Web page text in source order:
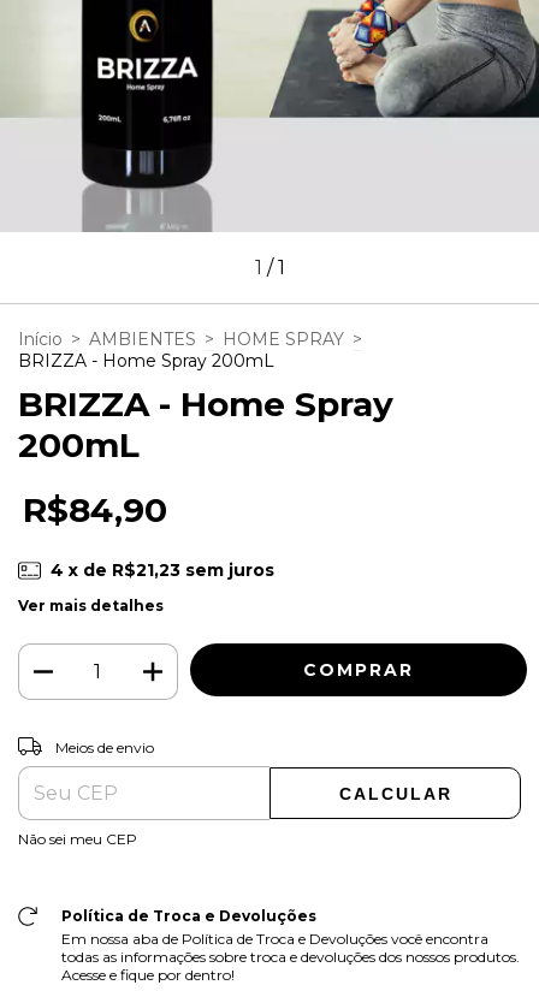
1 /1
Início > AMBIENTES > HOME SPRAY >
BRIZZA - Home Spray 200mL
BRIZZA - Home Spray
200mL
R$84,90
4 x de R$21,23 sem juros
Ver mais detalhes
Entregas para o CEP:
Meios de envio
CALCULAR
Não sei meu CEP
Política de Troca e Devoluções
Em nossa aba de Política de Troca e Devoluções você encontra
todas as informações sobre troca e devoluções dos nossos produtos.
Acesse e fique por dentro!